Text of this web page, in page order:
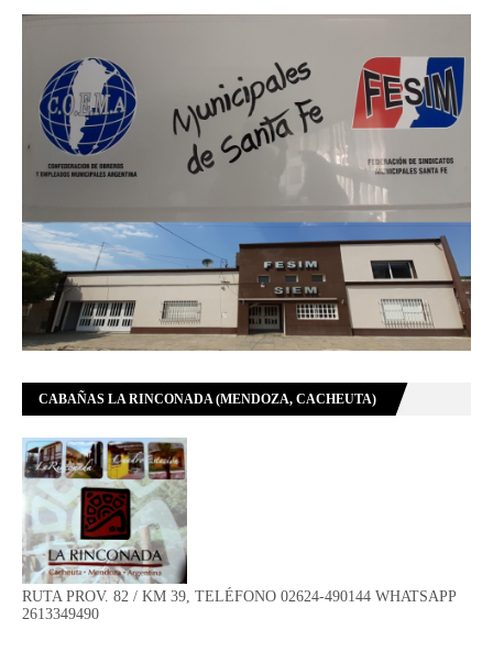
CABAÑAS LA RINCONADA (MENDOZA, CACHEUTA)
RUTA PROV. 82 / KM 39, TELÉFONO 02624-490144 WHATSAPP
2613349490